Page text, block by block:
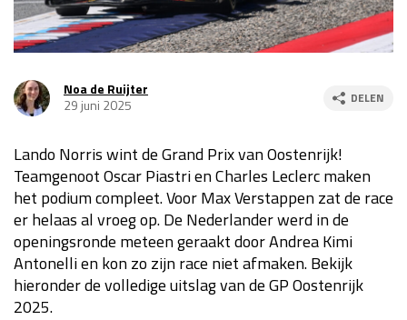
Race
za 13:00 - 15:00
GP VERENIGDE STATEN 2026 23 - 25 okt
Kwalificatie
za 23:00 - 00:00
Race
zo 21:00 - 23:00
GP SÃO PAULO 2026 06 - 08 nov
Kwalificatie
za 19:00 - 20:00
Race
zo 18:00 - 20:00
Noa de Ruijter
29 juni 2025
DELEN
Lando Norris wint de Grand Prix van Oostenrijk!
Teamgenoot Oscar Piastri en Charles Leclerc maken
het podium compleet. Voor Max Verstappen zat de race
er helaas al vroeg op. De Nederlander werd in de
openingsronde meteen geraakt door Andrea Kimi
Antonelli en kon zo zijn race niet afmaken. Bekijk
hieronder de volledige uitslag van de GP Oostenrijk
2025.